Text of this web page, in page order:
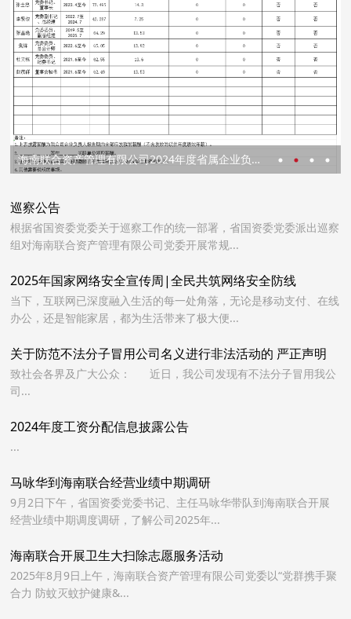
海南联合召开2026年工作会议 暨党风廉政建设和反腐败工作会议
巡察公告
根据省国资委党委关于巡察工作的统一部署，省国资委党委派出巡察
组对海南联合资产管理有限公司党委开展常规...
2025年国家网络安全宣传周|全民共筑网络安全防线
当下，互联网已深度融入生活的每一处角落，无论是移动支付、在线
办公，还是智能家居，都为生活带来了极大便...
关于防范不法分子冒用公司名义进行非法活动的 严正声明
致社会各界及广大公众： 近日，我公司发现有不法分子冒用我公
司...
2024年度工资分配信息披露公告
...
马咏华到海南联合经营业绩中期调研
9月2日下午，省国资委党委书记、主任马咏华带队到海南联合开展
经营业绩中期调度调研，了解公司2025年...
海南联合开展卫生大扫除志愿服务活动
2025年8月9日上午，海南联合资产管理有限公司党委以“党群携手聚
合力 防蚊灭蚊护健康&...